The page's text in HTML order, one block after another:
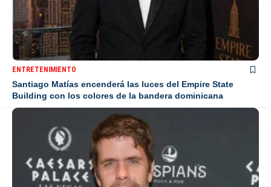
ENTRETENIMIENTO
Santiago Matías encenderá las luces del Empire State
Building con los colores de la bandera dominicana